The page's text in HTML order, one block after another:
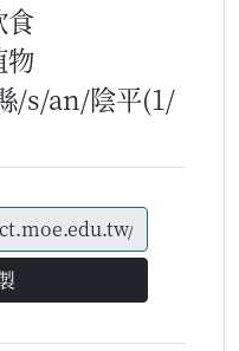
食
物
/s/an/陰平(1/